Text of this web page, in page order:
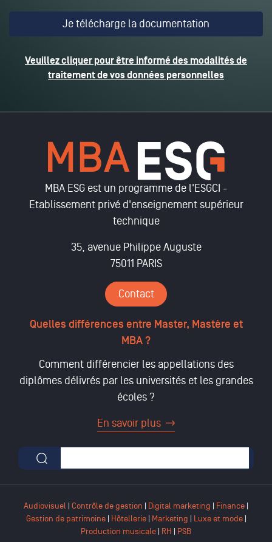
Veuillez cliquer pour être informé des modalités de
traitement de vos données personnelles
MBA ESG est un programme de l'ESGCI -
Etablissement privé d'enseignement supérieur
technique
35, avenue Philippe Auguste
75011 PARIS
Contact
Quelles différences entre Master, Mastère et
MBA ?
Comment différencier les appellations des
diplômes délivrés par les universités et les grandes
écoles ?
En savoir plus
Formulaire de recherche
Audiovisuel | Contrôle de gestion | Digital marketing | Finance |
Gestion de patrimoine| Hôtellerie| Marketing | Luxe et mode|
Production musicale | RH | PSB